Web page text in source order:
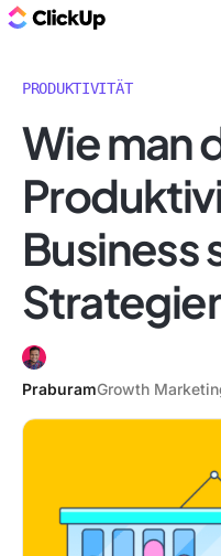
PRODUKTIVITÄT
Wie man
Business
PraburamGrowth